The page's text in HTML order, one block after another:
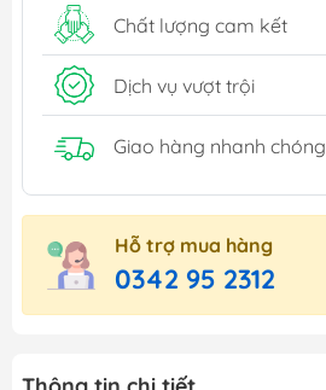
Chất lượng cam kết
Dịch vụ vượt trội
Giao hàng nhanh chóng
Hỗ trợ mua hàng
0342 95 2312